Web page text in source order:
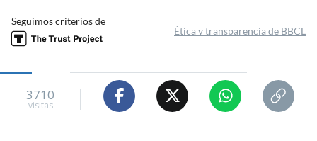
Seguimos criterios de
Ética y transparencia de BBCL
3710
visitas